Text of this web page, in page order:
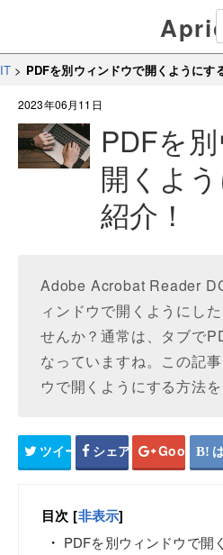
IT > PDFを別ウィンドウで開くようにす
2023年06月11日
PDFを
開くよ
紹介！
Adobe Acrobat Reader
ィンドウで開くようにし
せんか？通常は、タブで
なっていますね。この記
ウで開くようにする方法
ツイート シェア Google+
目次 [非表示]
PDFを別ウィンドウで開